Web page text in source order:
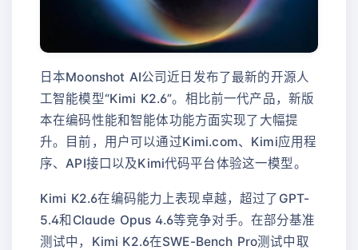
日本Moonshot AI公司近日发布了最新的开源人
工智能模型“Kimi K2.6”。相比前一代产品，新版
本在编码性能和智能体功能方面实现了大幅提
升。目前，用户可以通过Kimi.com、Kimi应用程
序、API接口以及Kimi代码平台体验这一模型。
Kimi K2.6在编码能力上表现卓越，超过了GPT-
5.4和Claude Opus 4.6等竞争对手。在部分基准
测试中，Kimi K2.6在SWE-Bench Pro测试中取